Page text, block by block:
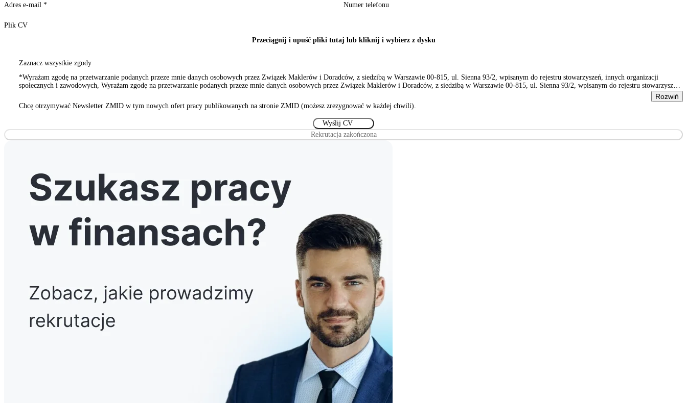
Adres e-mail * Numer telefonu
Plik CV
Przeciągnij i upuść pliki tutaj lub kliknij i wybierz z dysku
Zaznacz wszystkie zgody
*Wyrażam zgodę na przetwarzanie podanych przeze mnie danych osobowych przez Związek Maklerów i Doradców, z siedzibą w Warszawie 00-815, ul. Sienna 93/2, wpisanym do rejestru stowarzyszeń, innych organizacji
społecznych i zawodowych, Wyrażam zgodę na przetwarzanie podanych przeze mnie danych osobowych przez Związek Maklerów i Doradców, z siedzibą w Warszawie 00-815, ul. Sienna 93/2, wpisanym do rejestru stowarzyszeń,
Rozwiń
Chcę otrzymywać Newsletter ZMID w tym nowych ofert pracy publikowanych na stronie ZMID (możesz zrezygnować w każdej chwili).
Rekrutacja zakończona